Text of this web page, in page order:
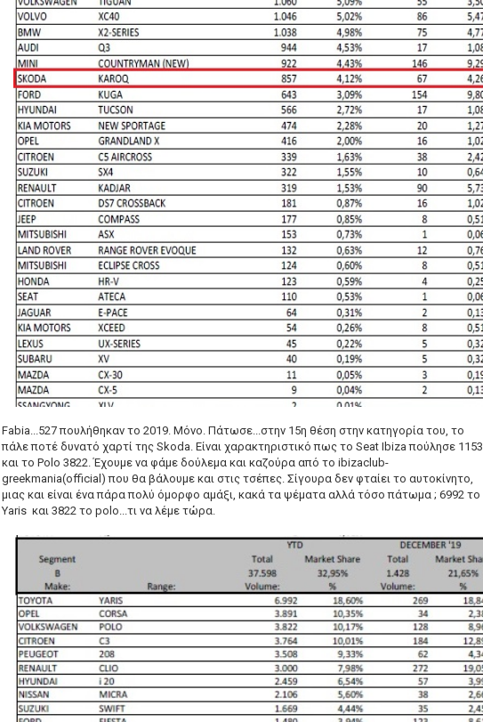
Fabia...527 πουλήθηκαν το 2019. Μόνο. Πάτωσε...στην 15η θέση στην κατηγορία του, το
πάλε ποτέ δυνατό χαρτί της Skoda. Είναι χαρακτηριστικό πως το Seat Ibiza πούλησε 1153
και το Polo 3822. Έχουμε να φάμε δούλεμα και καζούρα από το ibizaclub-
greekmania(official) που θα βάλουμε και στις τσέπες. Σίγουρα δεν φταίει το αυτοκίνητο,
μιας και είναι ένα πάρα πολύ όμορφο αμάξι, κακά τα ψέματα αλλά τόσο πάτωμα ; 6992 το
Yaris και 3822 το polo...τι να λέμε τώρα.